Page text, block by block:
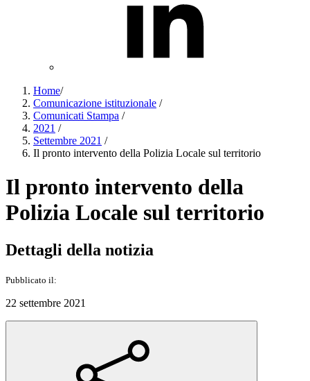
Home/
Comunicazione istituzionale /
Comunicati Stampa /
2021 /
Settembre 2021 /
Il pronto intervento della Polizia Locale sul territorio
Il pronto intervento della
Polizia Locale sul territorio
Dettagli della notizia
Pubblicato il:
22 settembre 2021